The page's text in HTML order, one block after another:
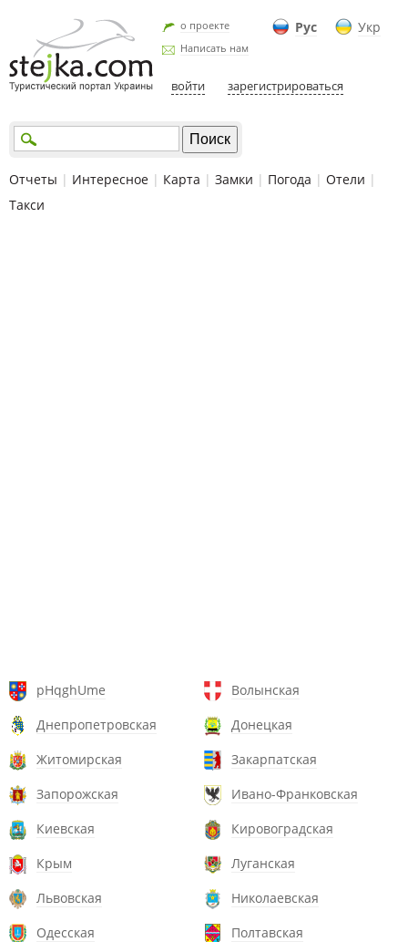
Рус Укр
о проекте
Написать нам
войти зарегистрироваться
Отчеты | Интересное | Карта | Замки | Погода | Отели |
Такси
pHqghUme
Волынская
Днепропетровская
Донецкая
Житомирская
Закарпатская
Запорожская
Ивано-Франковская
Киевская
Кировоградская
Крым
Луганская
Львовская
Николаевская
Одесская
Полтавская